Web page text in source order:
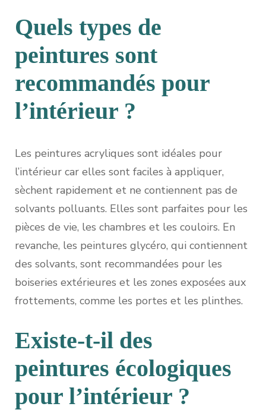
Quels types de
peintures sont
recommandés pour
l’intérieur ?
Les peintures acryliques sont idéales pour
l’intérieur car elles sont faciles à appliquer,
sèchent rapidement et ne contiennent pas de
solvants polluants. Elles sont parfaites pour les
pièces de vie, les chambres et les couloirs. En
revanche, les peintures glycéro, qui contiennent
des solvants, sont recommandées pour les
boiseries extérieures et les zones exposées aux
frottements, comme les portes et les plinthes.
Existe-t-il des
peintures écologiques
pour l’intérieur ?